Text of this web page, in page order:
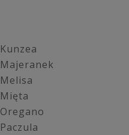
Kunzea
Majeranek
Melisa
Mięta
Oregano
Paczula